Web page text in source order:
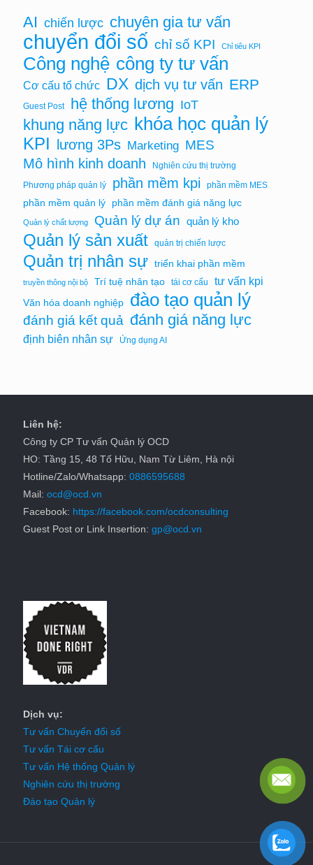
AI chiến lược chuyên gia tư vấn
chuyển đổi số chỉ số KPI Chỉ tiêu KPI
Công nghệ công ty tư vấn
Cơ cấu tổ chức DX dịch vụ tư vấn ERP
Guest Post hệ thống lương IoT
khung năng lực khóa học quản lý
KPI lương 3Ps Marketing MES
Mô hình kinh doanh
Nghiên cứu thị trường
Phương pháp quản lý
phần mềm kpi phần mềm MES
phần mềm quản lý phần mềm đánh giá năng lực
Quản lý chất lượng Quản lý dự án quản lý kho
Quản lý sản xuất quản trị chiến lược
Quản trị nhân sự triển khai phần mềm
truyền thông nội bộ Trí tuệ nhân tạo tái cơ cấu tư vấn kpi
Văn hóa doanh nghiệp đào tạo quản lý
đánh giá kết quả đánh giá năng lực
định biên nhân sự Ứng dụng AI
Liên hệ:
Công ty CP Tư vấn Quản lý OCD
HO: Tầng 15, 48 Tố Hữu, Nam Từ Liêm, Hà nội
Hotline/Zalo/Whatsapp: 0886595688
Mail: ocd@ocd.vn
Facebook: https://facebook.com/ocdconsulting
Guest Post or Link Insertion: gp@ocd.vn
Dịch vụ:
Tư vấn Chuyển đổi số
Tư vấn Tái cơ cấu
Tư vấn Hệ thống Quản lý
Nghiên cứu thị trường
Đào tạo Quản lý